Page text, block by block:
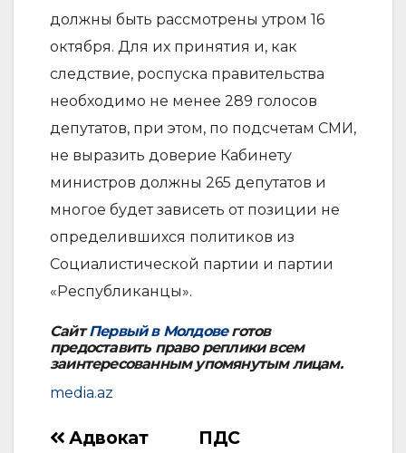
должны быть рассмотрены утром 16
октября. Для их принятия и, как
следствие, роспуска правительства
необходимо не менее 289 голосов
депутатов, при этом, по подсчетам СМИ,
не выразить доверие Кабинету
министров должны 265 депутатов и
многое будет зависеть от позиции не
определившихся политиков из
Социалистической партии и партии
«Республиканцы».
СайтПервый в Молдовеготов
предоставить право реплики всем
заинтересованным упомянутым лицам.
media.az
Навигация
ПДС
Адвокат